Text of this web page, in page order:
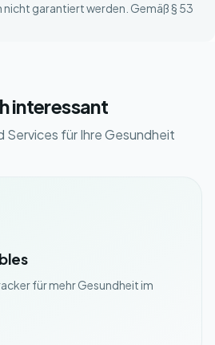
garantiert werden. Gemäß § 53
interessant
Services für Ihre Gesundheit
für mehr Gesundheit im